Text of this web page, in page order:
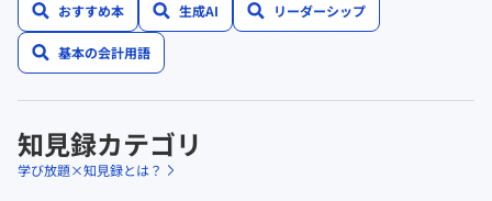
おすすめ本 生成AI リーダーシップ
基本の会計用語
知見録カテゴリ
学び放題×知見録とは？